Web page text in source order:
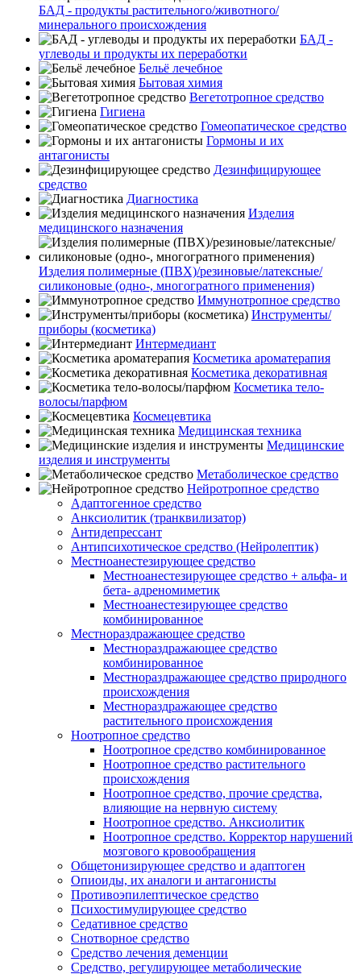
БАД - продукты растительного/животного/
минерального происхождения
БАД -
углеводы и продукты их переработки
Бельё лечебное
Бытовая химия
Вегетотропное средство
Гигиена
Гомеопатическое средство
Гормоны и их
антагонисты
Дезинфицирующее
средство
Диагностика
Изделия
медицинского назначения
Изделия полимерные (ПВХ)/резиновые/латексные/
силиконовые (одно-, многогратного применения)
Иммунотропное средство
Инструменты/
приборы (косметика)
Интермедиант
Косметика ароматерапия
Косметика декоративная
Косметика тело-
волосы/парфюм
Космецевтика
Медицинская техника
Медицинские
изделия и инструменты
Метаболическое средство
Нейротропное средство
Адаптогенное средство
Анксиолитик (транквилизатор)
Антидепрессант
Антипсихотическое средство (Нейролептик)
Местноанестезирующее средство
Местноанестезирующее средство + альфа- и
бета- адреномиметик
Местноанестезирующее средство
комбинированное
Местнораздражающее средство
Местнораздражающее средство
комбинированное
Местнораздражающее средство природного
происхождения
Местнораздражающее средство
растительного происхождения
Ноотропное средство
Ноотропное средство комбинированное
Ноотропное средство растительного
происхождения
Ноотропное средство, прочие средства,
влияющие на нервную систему
Ноотропное средство. Анксиолитик
Ноотропное средство. Корректор нарушений
мозгового кровообращения
Общетонизирующее средство и адаптоген
Опиоиды, их аналоги и антагонисты
Противоэпилептическое средство
Психостимулирующее средство
Седативное средство
Снотворное средство
Средство лечения деменции
Средство, регулирующее метаболические